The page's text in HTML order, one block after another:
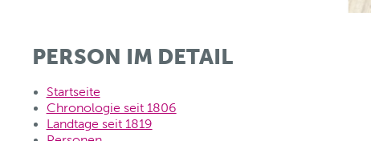
PERSON IM DETAIL
Startseite
Chronologie seit 1806
Landtage seit 1819